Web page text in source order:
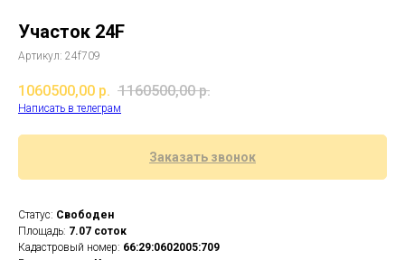
Участок 24F
Артикул: 24f709
1060500,00 р. 1160500,00 р.
Написать в телеграм
Заказать звонок
Статус: Свободен
Площадь: 7.07 соток
Кадастровый номер: 66:29:0602005:709